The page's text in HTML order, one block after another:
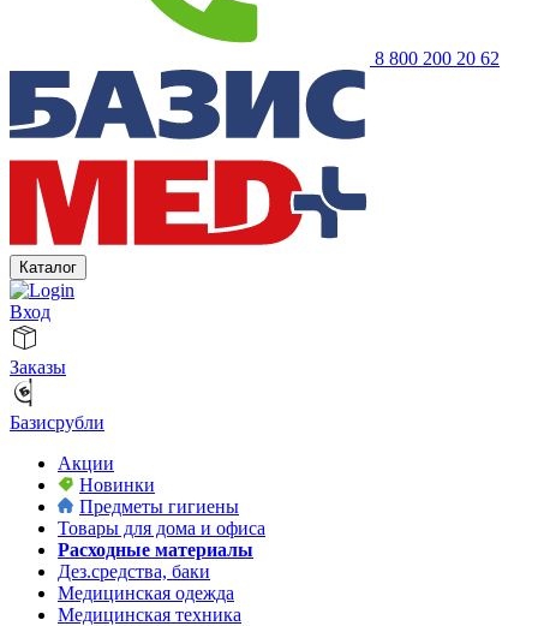
8 800 200 20 62
Каталог
Вход
Заказы
Базисрубли
Акции
Новинки
Предметы гигиены
Товары для дома и офиса
Расходные материалы
Дез.средства, баки
Медицинская одежда
Медицинская техника